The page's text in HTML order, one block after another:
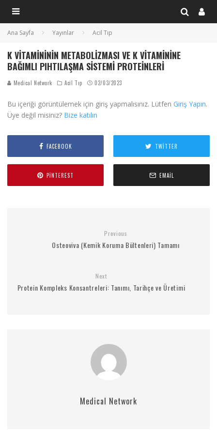
Ana Sayfa Yayınlar Acil Tıp
K VITAMINININ METABOLIZMASI VE K VITAMININE
BAĞIMLI PIHTILAŞMA SISTEMI PROTEINLERI
Medical Network Acil Tıp 02/03/2023
Bu içeriği görüntülemek için giriş yapmalısınız. Lütfen Giriş Yapın.
Üye değil misiniz? Bize katılın
FACEBOOK TWITTER
PINTEREST EMAIL
Previous
Osteoviva (Kemik Koruma Bültenleri) Tamamı
Next
Protein Kompleks Konsantreleri: Tanımı, Tarihçe ve Üretimi
Medical Network